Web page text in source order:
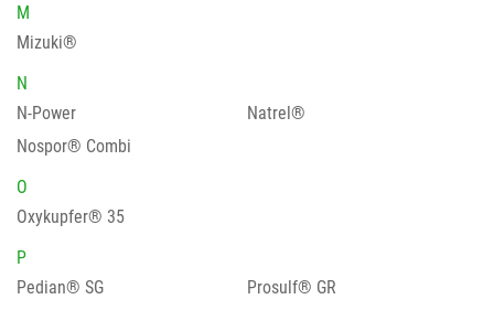
M
Mizuki®
N
N-Power
Natrel®
Nospor® Combi
O
Oxykupfer® 35
P
Pedian® SG
Prosulf® GR